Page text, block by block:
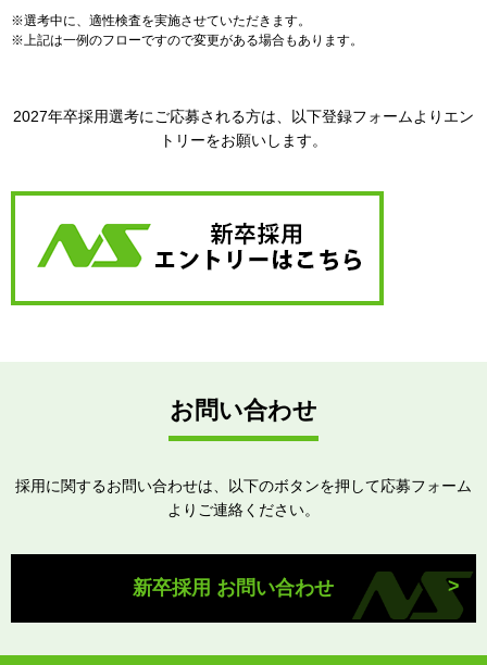
※選考中に、適性検査を実施させていただきます。
※上記は一例のフローですので変更がある場合もあります。
2027年卒採用選考にご応募される方は、以下登録フォームよりエン
トリーをお願いします。
お問い合わせ
採用に関するお問い合わせは、以下のボタンを押して応募フォーム
よりご連絡ください。
新卒採用 お問い合わせ